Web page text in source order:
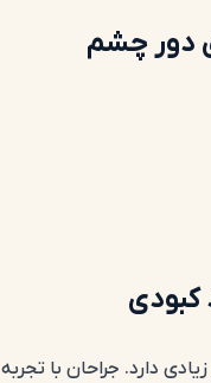
دور چشم
دارد. جراحان با تجربه